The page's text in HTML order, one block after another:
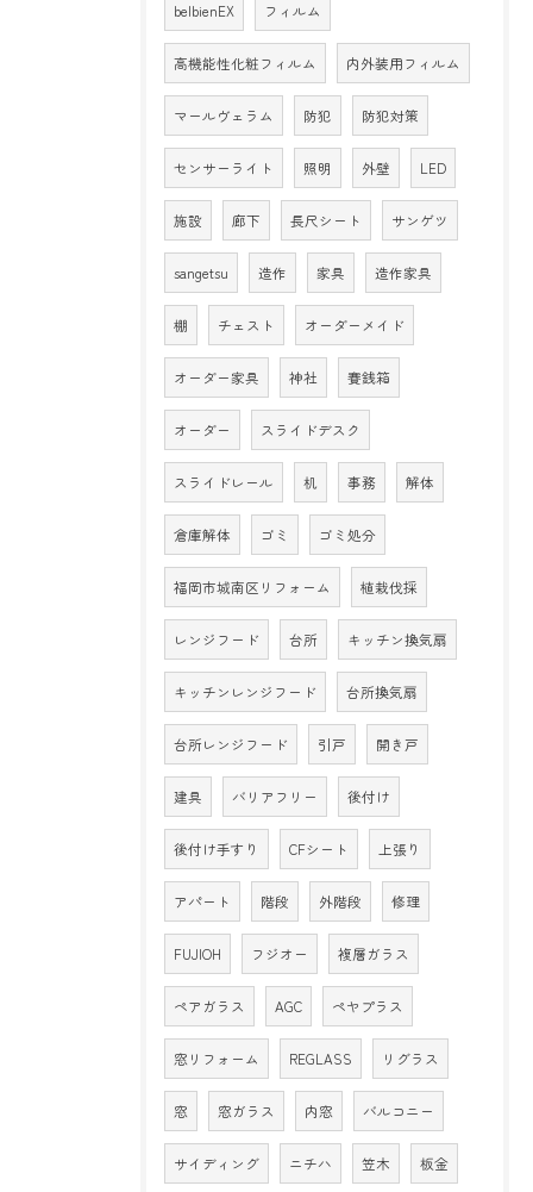
belbienEX フィルム
高機能性化粧フィルム 内外装用フィルム
マールヴェラム 防犯 防犯対策
センサーライト 照明 外壁 LED
施設 廊下 長尺シート サンゲツ
sangetsu 造作 家具 造作家具
棚 チェスト オーダーメイド
オーダー家具 神社 賽銭箱
オーダー スライドデスク
スライドレール 机 事務 解体
倉庫解体 ゴミ ゴミ処分
福岡市城南区リフォーム 植栽伐採
レンジフード 台所 キッチン換気扇
キッチンレンジフード 台所換気扇
台所レンジフード 引戸 開き戸
建具 バリアフリー 後付け
後付け手すり CFシート 上張り
アパート 階段 外階段 修理
FUJIOH フジオー 複層ガラス
ペアガラス AGC ペヤプラス
窓リフォーム REGLASS リグラス
窓 窓ガラス 内窓 バルコニー
サイディング ニチハ 笠木 板金